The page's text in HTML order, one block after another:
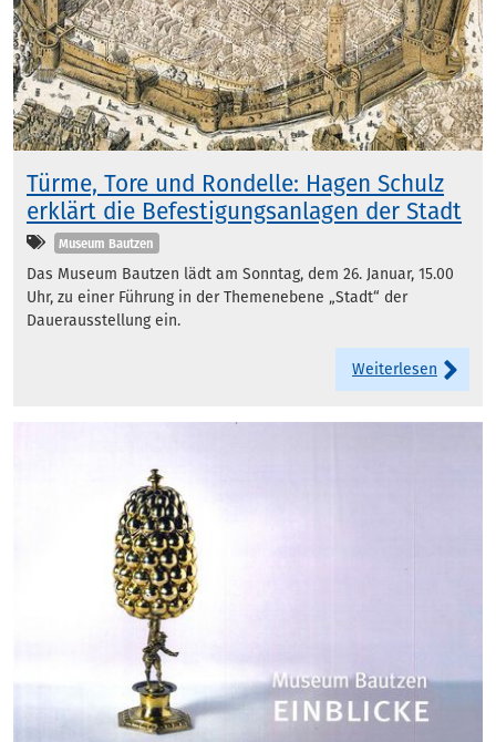
Türme, Tore und Rondelle: Hagen Schulz
erklärt die Befestigungsanlagen der Stadt
Kategorien
Museum Bautzen
Das Museum Bautzen lädt am Sonntag, dem 26. Januar, 15.00
Uhr, zu einer Führung in der Themenebene „Stadt“ der
Dauerausstellung ein.
Weiterlesen